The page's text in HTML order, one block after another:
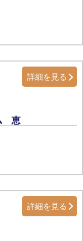
恵
詳細を見る
詳細を見る